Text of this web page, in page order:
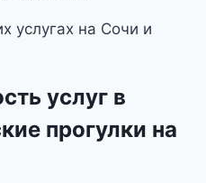
услугах на Сочи и
услуг в
прогулки на